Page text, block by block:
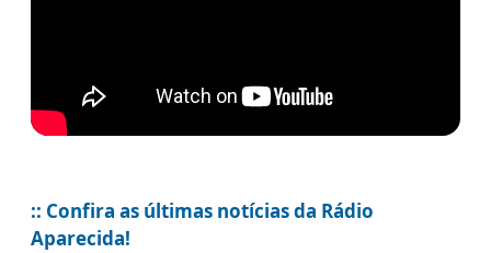
:: Confira as últimas notícias da Rádio
Aparecida!